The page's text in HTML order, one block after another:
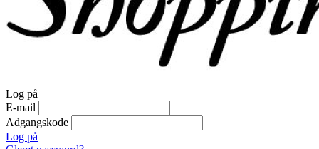
Log på
E-mail
Adgangskode
Log på